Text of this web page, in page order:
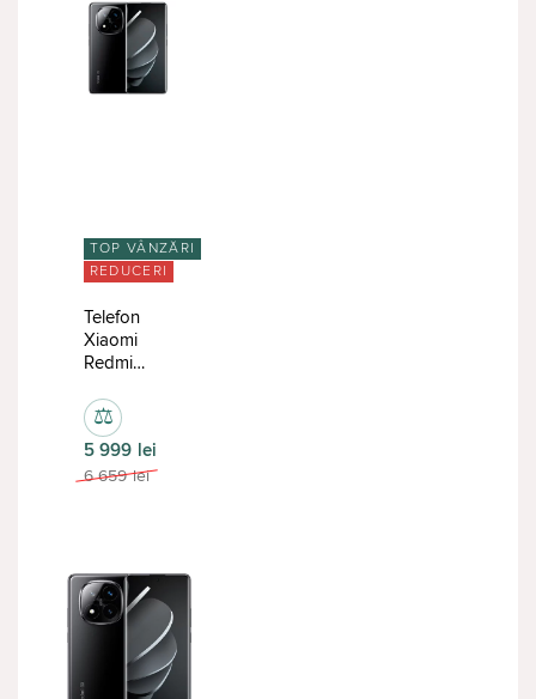
TOP VÂNZĂRI
REDUCERI
Telefon
Xiaomi
Redmi
12/512GB
Black
6 659 lei
5 999 lei
⚖